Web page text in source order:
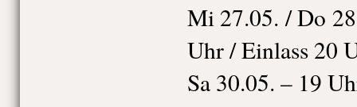
Mi 27.05. / Do
Uhr / Einlass 20
Sa 30.05. – 19